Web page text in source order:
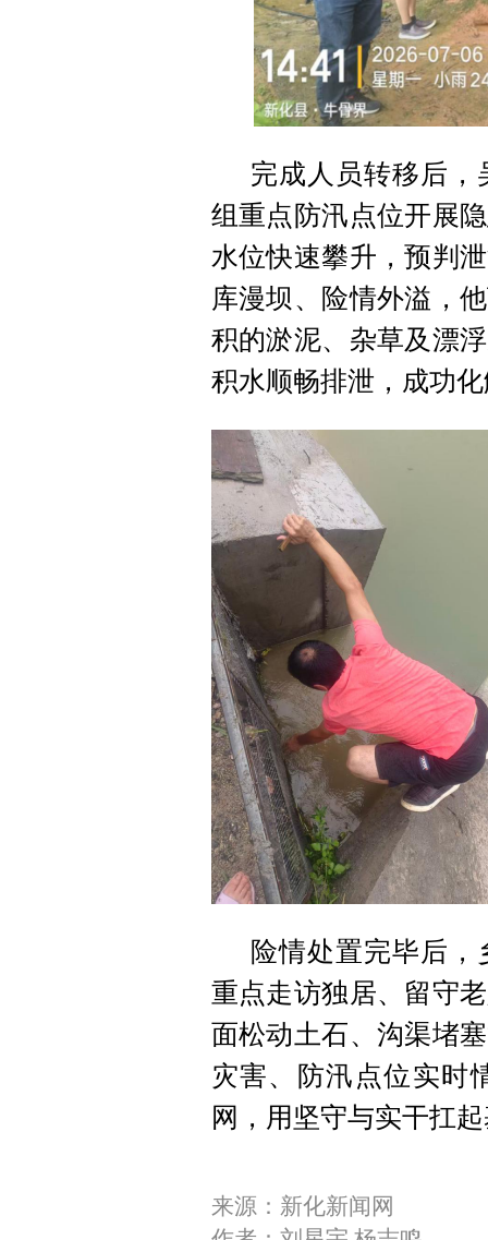
完成人员转移后
组重点防汛点位开展
水位快速攀升，预判
库漫坝、险情外溢，
积的淤泥、杂草及漂
积水顺畅排泄，成功
险情处置完毕后
重点走访独居、留守
面松动土石、沟渠堵
灾害、防汛点位实时
网，用坚守与实干扛
来源：新化新闻网